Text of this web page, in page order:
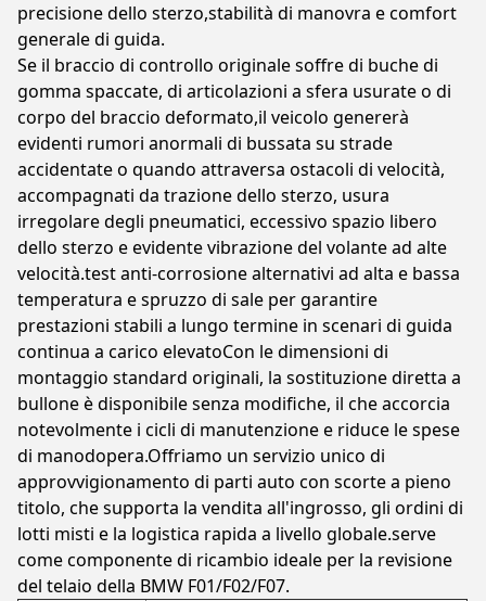
precisione dello sterzo,stabilità di manovra e comfort
generale di guida.
Se il braccio di controllo originale soffre di buche di
gomma spaccate, di articolazioni a sfera usurate o di
corpo del braccio deformato,il veicolo genererà
evidenti rumori anormali di bussata su strade
accidentate o quando attraversa ostacoli di velocità,
accompagnati da trazione dello sterzo, usura
irregolare degli pneumatici, eccessivo spazio libero
dello sterzo e evidente vibrazione del volante ad alte
velocità.test anti-corrosione alternativi ad alta e bassa
temperatura e spruzzo di sale per garantire
prestazioni stabili a lungo termine in scenari di guida
continua a carico elevatoCon le dimensioni di
montaggio standard originali, la sostituzione diretta a
bullone è disponibile senza modifiche, il che accorcia
notevolmente i cicli di manutenzione e riduce le spese
di manodopera.Offriamo un servizio unico di
approvvigionamento di parti auto con scorte a pieno
titolo, che supporta la vendita all'ingrosso, gli ordini di
lotti misti e la logistica rapida a livello globale.serve
come componente di ricambio ideale per la revisione
del telaio della BMW F01/F02/F07.